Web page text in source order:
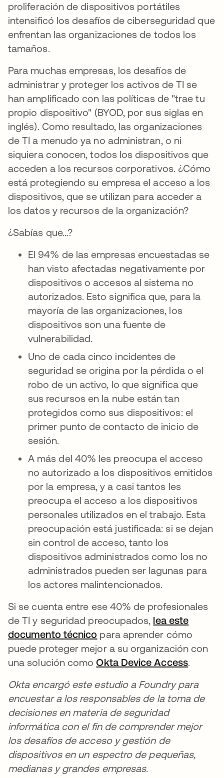
proliferación de dispositivos portátiles
intensificó los desafíos de ciberseguridad que
enfrentan las organizaciones de todos los
tamaños.
Para muchas empresas, los desafíos de
administrar y proteger los activos de TI se
han amplificado con las políticas de "trae tu
propio dispositivo" (BYOD, por sus siglas en
inglés). Como resultado, las organizaciones
de TI a menudo ya no administran, o ni
siquiera conocen, todos los dispositivos que
acceden a los recursos corporativos. ¿Cómo
está protegiendo su empresa el acceso a los
dispositivos, que se utilizan para acceder a
los datos y recursos de la organización?
¿Sabías que...?
El 94% de las empresas encuestadas se
han visto afectadas negativamente por
dispositivos o accesos al sistema no
autorizados. Esto significa que, para la
mayoría de las organizaciones, los
dispositivos son una fuente de
vulnerabilidad.
Uno de cada cinco incidentes de
seguridad se origina por la pérdida o el
robo de un activo, lo que significa que
sus recursos en la nube están tan
protegidos como sus dispositivos: el
primer punto de contacto de inicio de
sesión.
A más del 40% les preocupa el acceso
no autorizado a los dispositivos emitidos
por la empresa, y a casi tantos les
preocupa el acceso a los dispositivos
personales utilizados en el trabajo. Esta
preocupación está justificada: si se dejan
sin control de acceso, tanto los
dispositivos administrados como los no
administrados pueden ser lagunas para
los actores malintencionados.
Si se cuenta entre ese 40% de profesionales
de TI y seguridad preocupados, lea este
documento técnico se abre en una pestaña
para aprender cómo
puede proteger mejor a su organización con
una solución comoOkta Device Accessse abre
.
Okta encargó este estudio a Foundry para
encuestar a los responsables de la toma de
decisiones en materia de seguridad
informática con el fin de comprender mejor
los desafíos de acceso y gestión de
dispositivos en un espectro de pequeñas,
medianas y grandes empresas.